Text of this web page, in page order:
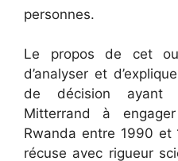
personnes.
Le propos de cet
d’analyser et
de décision ayant
Mitterrand à
Rwanda entre 1990 et
récuse avec rigueur